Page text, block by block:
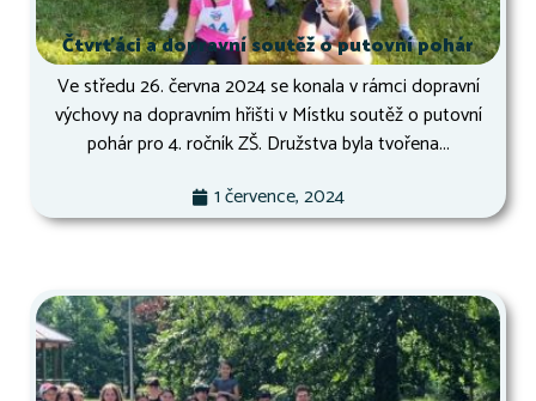
Čtvrťáci a dopravní soutěž o putovní pohár
Ve středu 26. června 2024 se konala v rámci dopravní
výchovy na dopravním hřišti v Místku soutěž o putovní
pohár pro 4. ročník ZŠ. Družstva byla tvořena...
1 července, 2024